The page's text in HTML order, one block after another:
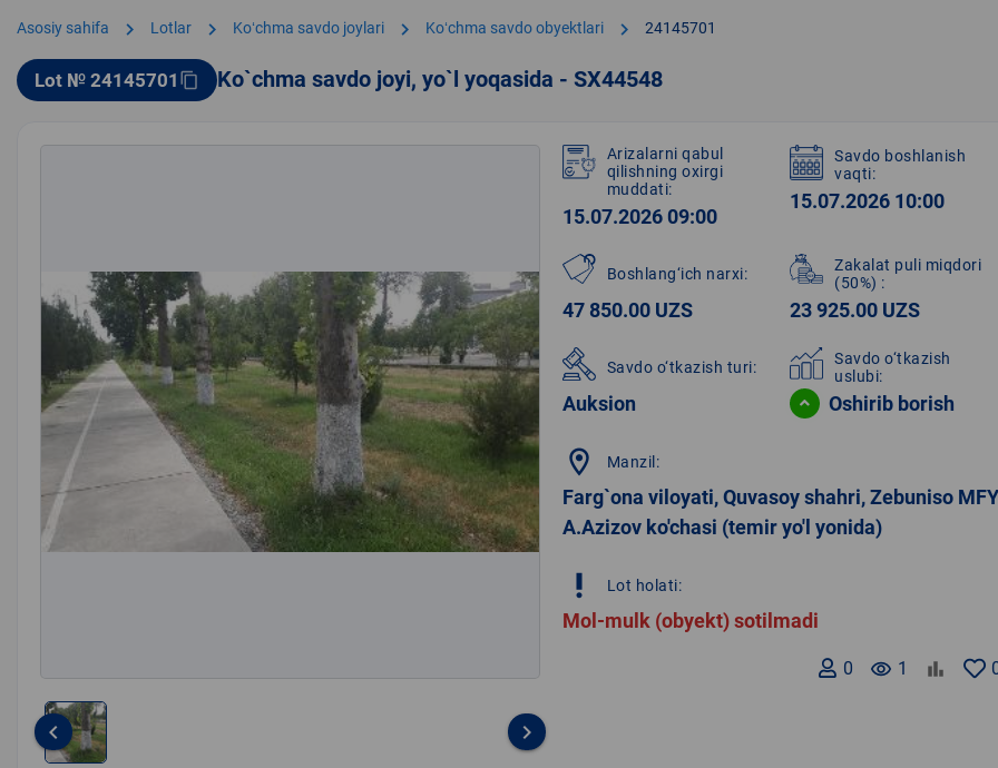
Asosiy sahifa chevron_right Lotlar chevron_right Koʻchma savdo joylari chevron_right Koʻchma savdo obyektlari chevron_right 24145701
Lot № 24145701 content_copy Ko`chma savdo joyi, yo`l yoqasida - SX44548
keyboard_arrow_left keyboard_arrow_right
Arizalarni qabul
qilishning oxirgi
muddati:
15.07.2026 09:00
Savdo boshlanish
vaqti:
15.07.2026 10:00
Boshlang‘ich narxi:
47 850.00 UZS
Zakalat puli miqdori
(50%) :
23 925.00 UZS
Savdo o‘tkazish turi:
Auksion
Savdo o‘tkazish
uslubi:
Oshirib borish
location_on Manzil:
Farg`ona viloyati, Quvasoy shahri, Zebuniso MFY
A.Azizov ko'chasi (temir yo'l yonida)
priority_high Lot holati:
Mol-mulk (obyekt) sotilmadi
remove_red_eye 1
0